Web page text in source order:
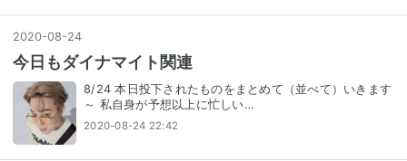
2020-08-24
今日もダイナマイト関連
8/24 本日投下されたものをまとめて（並べて）いきます
～ 私自身が予想以上に忙しい…
2020-08-24 22:42